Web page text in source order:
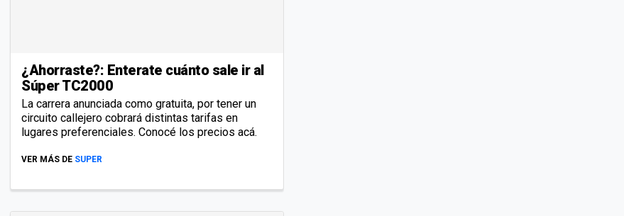
¿Ahorraste?: Enterate cuánto sale ir al
Súper TC2000
La carrera anunciada como gratuita, por tener un
circuito callejero cobrará distintas tarifas en
lugares preferenciales. Conocé los precios acá.
VER MÁS DE SUPER